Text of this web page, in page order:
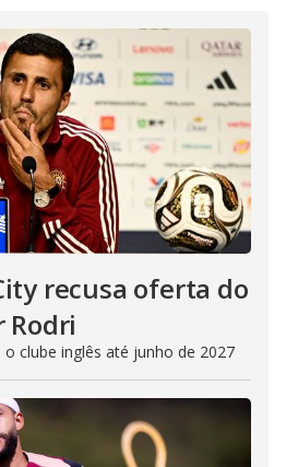
recusa oferta do
Rodri
clube inglês até junho de 2027